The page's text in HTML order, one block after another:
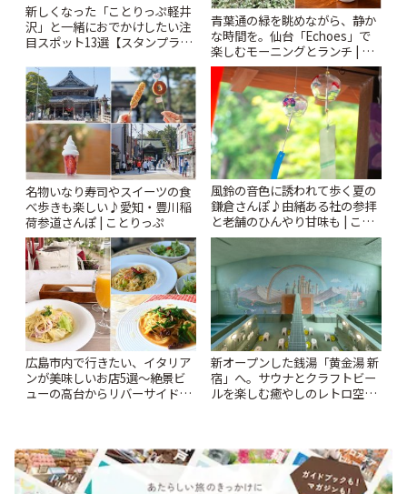
新しくなった「ことりっぷ軽井
沢」と一緒におでかけしたい注
目スポット13選【スタンプラリ
青葉通の緑を眺めながら、静か
な時間を。仙台「Echoes」で
楽しむモーニングとランチ | こ
とりっぷ
名物いなり寿司やスイーツの食
べ歩きも楽しい♪愛知・豊川稲
荷参道さんぽ | ことりっぷ
風鈴の音色に誘われて歩く夏の
鎌倉さんぽ♪由緒ある社の参拝
と老舗のひんやり甘味も | こと
りっぷ
広島市内で行きたい、イタリア
ンが美味しいお店5選〜絶景ビ
ューの高台からリバーサイドま
新オープンした銭湯「黄金湯 新
宿」へ。サウナとクラフトビー
ルを楽しむ癒やしのレトロ空間